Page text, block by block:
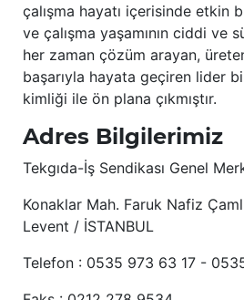
çalışma hayatı içerisinde etkin
ve çalışma yaşamının ciddi ve
her zaman çözüm arayan,
başarıyla hayata geçiren lider
kimliği ile ön plana çıkmıştır.
Adres Bilgilerimiz
Tekgıda-İş Sendikası Genel
Konaklar Mah. Faruk Nafiz
Levent / İSTANBUL
Telefon : 0535 973 63 17 -